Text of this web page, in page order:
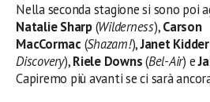
Nella seconda stagione si sono poi
Natalie Sharp(Wilderness),Carson
MacCormac (Shazam!),Janet Kidder
Discovery),Riele Downs(Bel-Air) e
Capiremo più avanti se ci sarà